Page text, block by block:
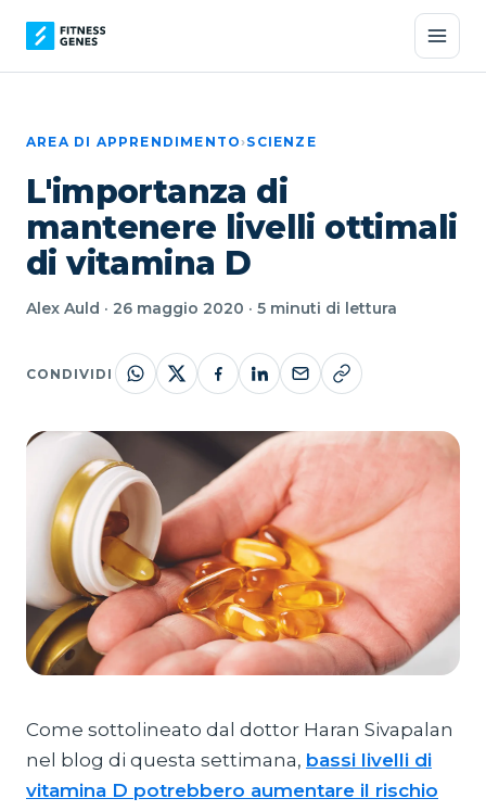
AREA DI APPRENDIMENTO›SCIENZE
L'importanza di
mantenere livelli ottimali
di vitamina D
Alex Auld · 26 maggio 2020 · 5 minuti di lettura
CONDIVIDI
Come sottolineato dal dottor Haran Sivapalan
nel blog di questa settimana, bassi livelli di
vitamina D potrebbero aumentare il rischio